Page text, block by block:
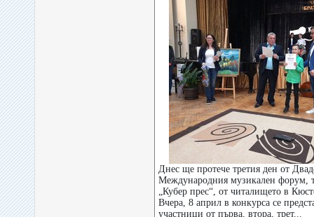
Днес ще протече третия ден от
Международния музикален форум,
„Кубер прес“, от читалището в
Вчера, 8 април в конкурса се
участници от първа, втора, трет...